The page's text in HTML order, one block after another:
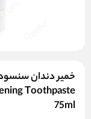
خمیر دندان
Toothpaste
75ml